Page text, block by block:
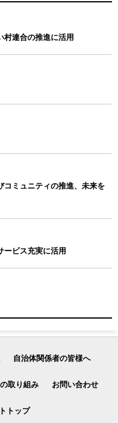
村連合の推進に活用
コミュニティの推進、未来を
ービス充実に活用
自治体関係者の皆様へ
取り組み お問い合わせ
トップ